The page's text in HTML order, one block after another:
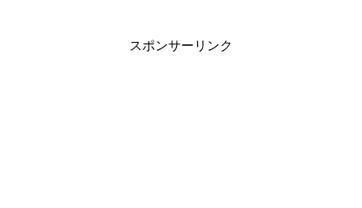
スポンサーリンク